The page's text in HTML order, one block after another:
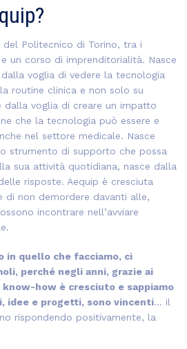
del Politecnico di Torino, tra i
un corso di imprenditorialità. Nasce
voglia di vedere la tecnologia
routine clinica e non solo su
dalla voglia di creare un impatto
che la tecnologia può essere e
nel settore medicale. Nasce
strumento di supporto che possa
sua attività quotidiana, nasce dalla
risposte. Aequip è cresciuta
di non demordere davanti alle,
incontrare nell’avviare
in quello che facciamo, ci
perché negli anni, grazie ai
how è cresciuto e sappiamo
idee e progetti, sono vincenti… il
rispondendo positivamente, la